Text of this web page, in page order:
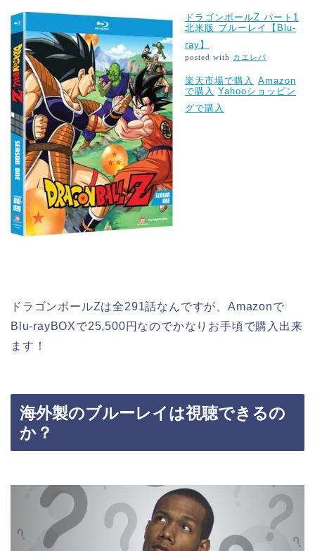
ドラゴンボールZ パート1
北米版 ブルーレイ【Blu-
ray】
posted with カエレバ
楽天市場で購入 Amazon
で購入 Yahooショッピン
グで購入
ドラゴンボールZは全291話なんですが、Amazonで
Blu-rayBOXで25,500円なのでかなりお手頃で購入出来
ます！
海外製のブルーレイは視聴できるの
か？